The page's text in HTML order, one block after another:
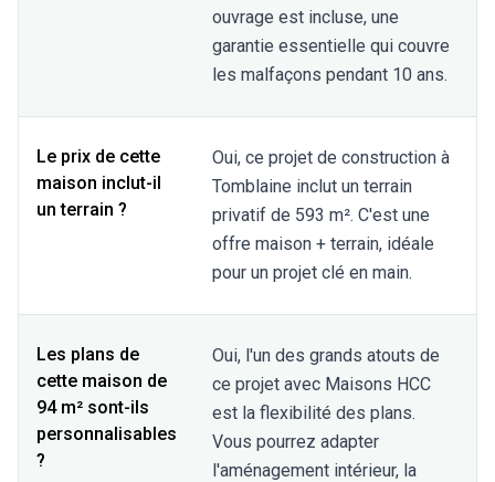
ouvrage est incluse, une
garantie essentielle qui couvre
les malfaçons pendant 10 ans.
Le prix de cette
maison inclut-il
un terrain ?
Oui, ce projet de construction à
Tomblaine inclut un terrain
privatif de 593 m². C'est une
offre maison + terrain, idéale
pour un projet clé en main.
Les plans de
cette maison de
94 m² sont-ils
personnalisables
?
Oui, l'un des grands atouts de
ce projet avec Maisons HCC
est la flexibilité des plans.
Vous pourrez adapter
l'aménagement intérieur, la